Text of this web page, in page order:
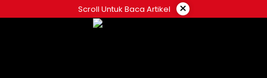
ke
Scroll Untuk Baca Artikel ×